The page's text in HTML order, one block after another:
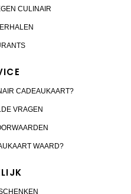
CULINAIR
CADEAUKAART?
VRAGEN
WAARD?